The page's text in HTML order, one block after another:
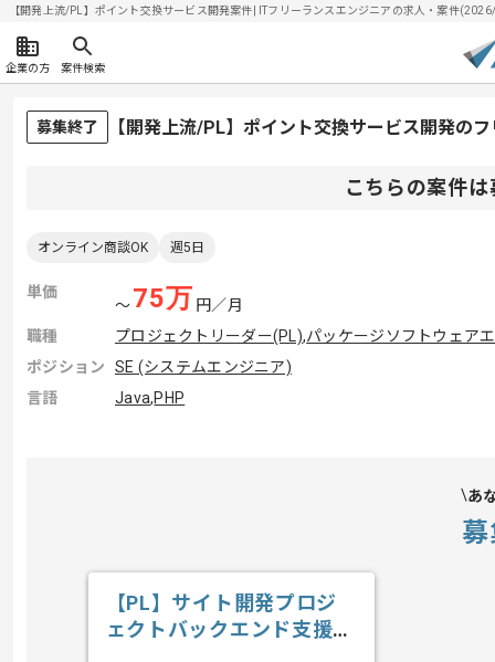
【開発上流/PL】ポイント交換サービス開発案件| ITフリーランスエンジニアの求人・案件
企業の方 案件検索
募集終了 【開発上流/PL】ポイント交換サービス開発の
こちらの案件
オンライン商談OK 週5日
単価
〜75万 円／月
職種
プロジェクトリーダー(PL),パッケージソフトウェア
ポジション
SE (システムエンジニア)
言語
Java,PHP
あ
【PL】サイト開発プロジ
ェクトバックエンド支援の